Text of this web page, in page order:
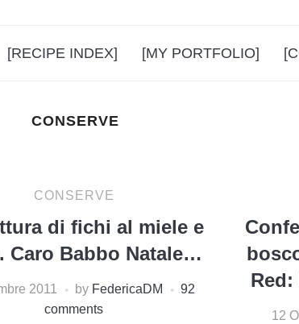
[RECIPE INDEX] [MY PORTFOLIO]
CONSERVE
CONSERVE
di fichi al miele e
Caro Babbo Natale…
2011 by FedericaDM
92
comments
12